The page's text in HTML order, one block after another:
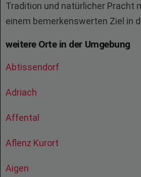
Tradition und natürlicher Pracht
einem bemerkenswerten Ziel in
weitere Orte in der Umgebung
Abtissendorf
Adriach
Affental
Aflenz Kurort
Aigen